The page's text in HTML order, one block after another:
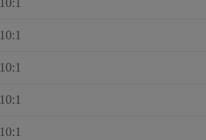
10:1
10:1
10:1
10:1
10:1